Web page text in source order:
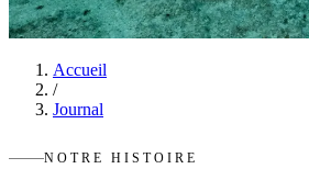
Accueil
/
Journal
NOTRE HISTOIRE